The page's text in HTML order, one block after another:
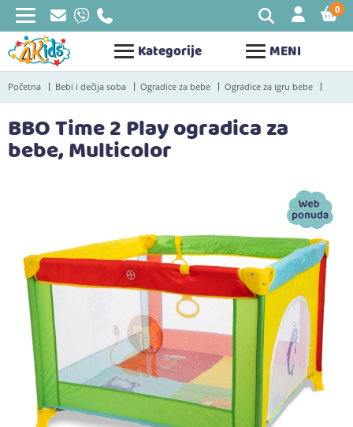
Kategorije MENI
0
Početna Bebi i dečija soba Ogradice za bebe Ogradice za igru bebe
BBO Time 2 Play ogradica za
bebe, Multicolor